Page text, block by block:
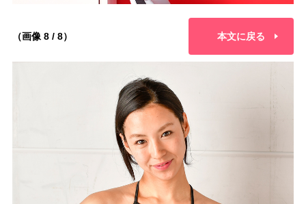
（画像 8 / 8） 本文に戻る